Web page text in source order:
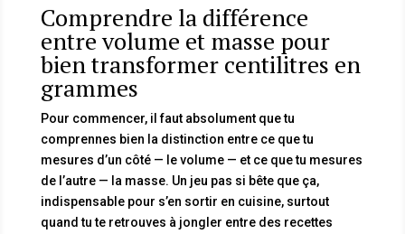
Comprendre la différence
entre volume et masse pour
bien transformer centilitres en
grammes
Pour commencer, il faut absolument que tu
comprennes bien la distinction entre ce que tu
mesures d’un côté — le volume — et ce que tu mesures
de l’autre — la masse. Un jeu pas si bête que ça,
indispensable pour s’en sortir en cuisine, surtout
quand tu te retrouves à jongler entre des recettes